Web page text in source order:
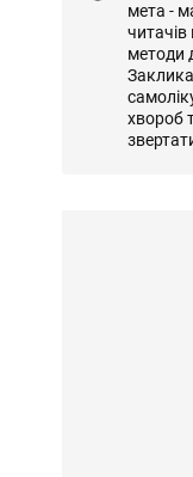
мета -
методи
хвороб